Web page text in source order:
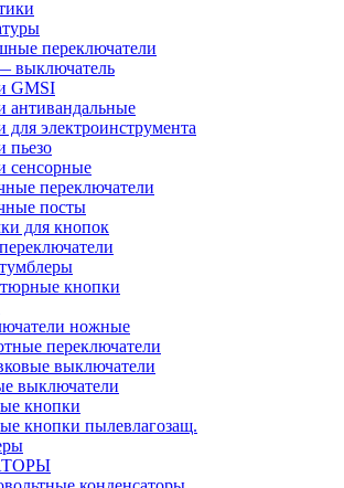
переключатели
выключатель
GMSI
антивандальные
для электроинструмента
пьезо
сенсорные
переключатели
посты
для кнопок
кнопки
ножные
переключатели
выключатели
выключатели
кнопки
кнопки пылевлагозащ.